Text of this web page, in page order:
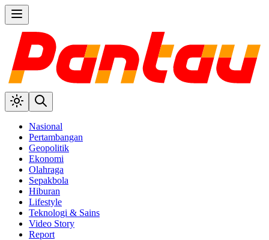
Nasional
Pertambangan
Geopolitik
Ekonomi
Olahraga
Sepakbola
Hiburan
Lifestyle
Teknologi & Sains
Video Story
Report